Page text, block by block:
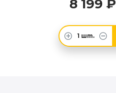
8 199 ₽
1 шт.